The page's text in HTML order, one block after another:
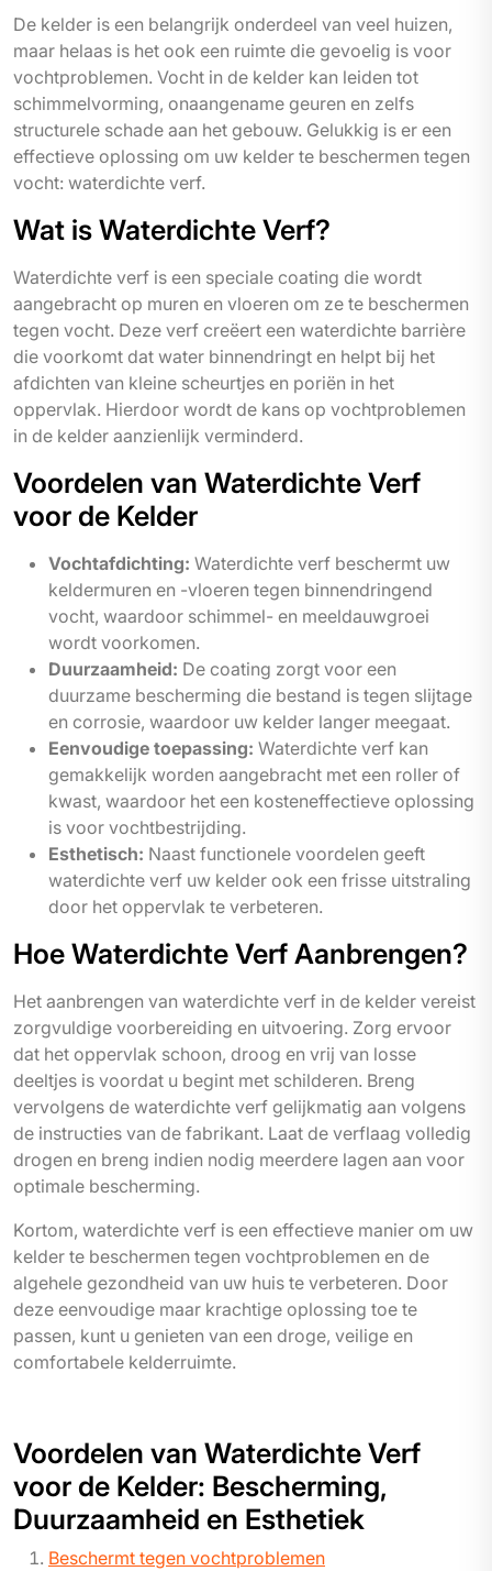
De kelder is een belangrijk onderdeel van veel huizen,
maar helaas is het ook een ruimte die gevoelig is voor
vochtproblemen. Vocht in de kelder kan leiden tot
schimmelvorming, onaangename geuren en zelfs
structurele schade aan het gebouw. Gelukkig is er een
effectieve oplossing om uw kelder te beschermen tegen
vocht: waterdichte verf.
Wat is Waterdichte Verf?
Waterdichte verf is een speciale coating die wordt
aangebracht op muren en vloeren om ze te beschermen
tegen vocht. Deze verf creëert een waterdichte barrière
die voorkomt dat water binnendringt en helpt bij het
afdichten van kleine scheurtjes en poriën in het
oppervlak. Hierdoor wordt de kans op vochtproblemen
in de kelder aanzienlijk verminderd.
Voordelen van Waterdichte Verf
voor de Kelder
Vochtafdichting: Waterdichte verf beschermt uw
keldermuren en -vloeren tegen binnendringend
vocht, waardoor schimmel- en meeldauwgroei
wordt voorkomen.
Duurzaamheid: De coating zorgt voor een
duurzame bescherming die bestand is tegen slijtage
en corrosie, waardoor uw kelder langer meegaat.
Eenvoudige toepassing: Waterdichte verf kan
gemakkelijk worden aangebracht met een roller of
kwast, waardoor het een kosteneffectieve oplossing
is voor vochtbestrijding.
Esthetisch: Naast functionele voordelen geeft
waterdichte verf uw kelder ook een frisse uitstraling
door het oppervlak te verbeteren.
Hoe Waterdichte Verf Aanbrengen?
Het aanbrengen van waterdichte verf in de kelder vereist
zorgvuldige voorbereiding en uitvoering. Zorg ervoor
dat het oppervlak schoon, droog en vrij van losse
deeltjes is voordat u begint met schilderen. Breng
vervolgens de waterdichte verf gelijkmatig aan volgens
de instructies van de fabrikant. Laat de verflaag volledig
drogen en breng indien nodig meerdere lagen aan voor
optimale bescherming.
Kortom, waterdichte verf is een effectieve manier om uw
kelder te beschermen tegen vochtproblemen en de
algehele gezondheid van uw huis te verbeteren. Door
deze eenvoudige maar krachtige oplossing toe te
passen, kunt u genieten van een droge, veilige en
comfortabele kelderruimte.
Voordelen van Waterdichte Verf
voor de Kelder: Bescherming,
Duurzaamheid en Esthetiek
Beschermt tegen vochtproblemen